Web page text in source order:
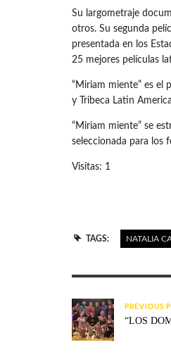
Su largometraje
otros. Su segunda
presentada en los
25 mejores películas
“Miriam miente” es el
y Tribeca Latin
“Miriam miente” se
seleccionada para los
Visitas: 1
TAGS: NATALIA
PREVIOUS
“LOS